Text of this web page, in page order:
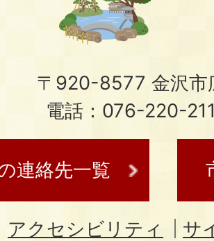
〒920-8577 金沢市
電話：076-220-
連絡先一覧
アクセシビリティ
サ